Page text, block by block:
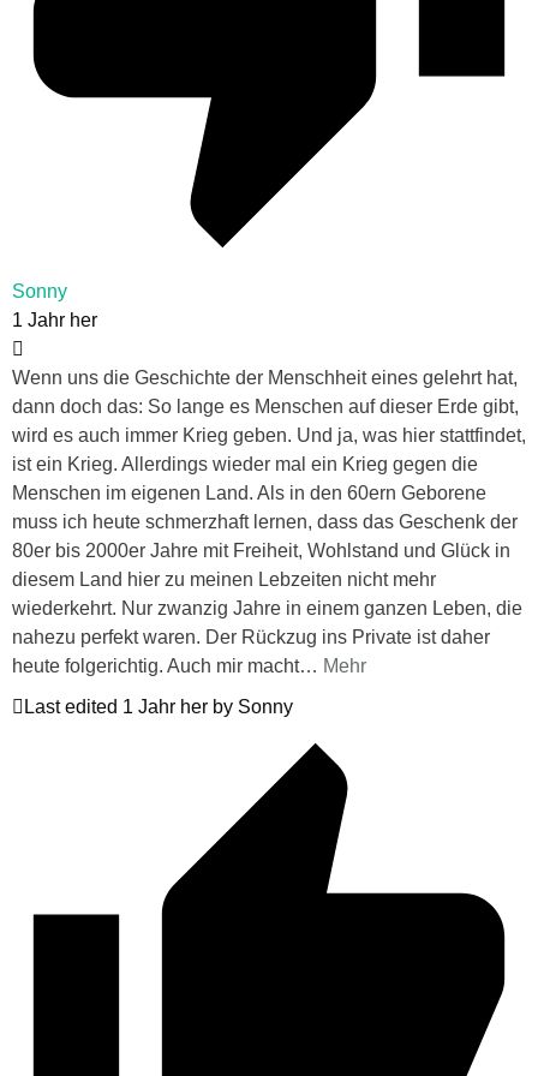
Sonny
1 Jahr her
Wenn uns die Geschichte der Menschheit eines gelehrt hat,
dann doch das: So lange es Menschen auf dieser Erde gibt,
wird es auch immer Krieg geben. Und ja, was hier stattfindet,
ist ein Krieg. Allerdings wieder mal ein Krieg gegen die
Menschen im eigenen Land. Als in den 60ern Geborene
muss ich heute schmerzhaft lernen, dass das Geschenk der
80er bis 2000er Jahre mit Freiheit, Wohlstand und Glück in
diesem Land hier zu meinen Lebzeiten nicht mehr
wiederkehrt. Nur zwanzig Jahre in einem ganzen Leben, die
nahezu perfekt waren. Der Rückzug ins Private ist daher
heute folgerichtig. Auch mir macht… Mehr
Last edited 1 Jahr her by Sonny